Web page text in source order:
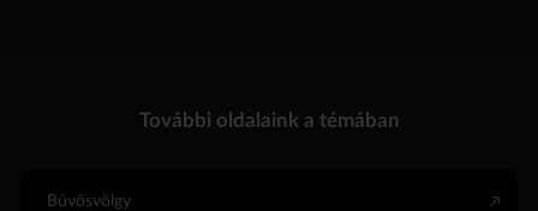
További oldalaink a témában
Bűvösvölgy